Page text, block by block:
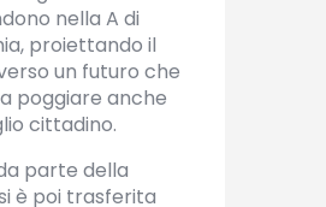
nella A di
proiettando il
un futuro che
poggiare anche
cittadino.
parte della
è poi trasferita